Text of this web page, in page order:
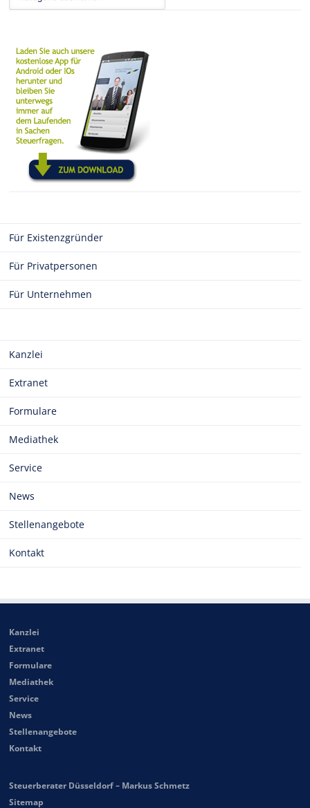
Für Existenzgründer
Für Privatpersonen
Für Unternehmen
Kanzlei
Extranet
Formulare
Mediathek
Service
News
Stellenangebote
Kontakt
Kanzlei
Extranet
Formulare
Mediathek
Service
News
Stellenangebote
Kontakt
Steuerberater Düsseldorf – Markus Schmetz
Sitemap